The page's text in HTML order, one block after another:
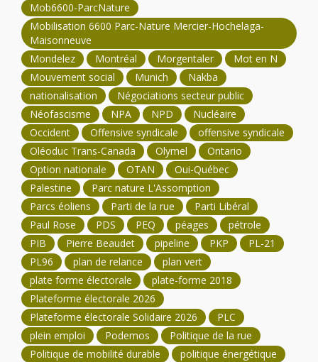
Mob6600-ParcNature
Mobilisation 6600 Parc-Nature Mercier-Hochelaga-
Maisonneuve
Mondelez
Montréal Morgentaler
Mot en N
Mouvement social
Munich
Nakba
nationalisation
Négociations secteur public
Néofascisme
NPA NPD
Nucléaire
Occident
Offensive syndicale
offensive syndicale
Oléoduc Trans-Canada
Olymel
Ontario
Option nationale
OTAN
Oui-Québec
Palestine
Parc nature L'Assomption
Parcs éoliens
Parti de la rue
Parti Libéral
Paul Rose
PDS PEQ péages
pétrole
PIB
Pierre Beaudet pipeline PKP
PL-21
PL96
plan de relance
plan vert
plate forme électorale
plate-forme 2018
Plateforme électorale 2026
Plateforme électorale Solidaire 2026
PLC
plein emploi
Podemos
Politique de la rue
Politique de mobilité durable
politique énergétique